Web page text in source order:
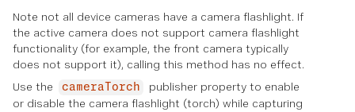
Note not all device cameras have a camera flashlight. If
the active camera does not support camera flashlight
functionality (for example, the front camera typically
does not support it), calling this method has no effect.
Use the
cameraTorch
publisher property to enable
or disable the camera flashlight (torch) while capturing